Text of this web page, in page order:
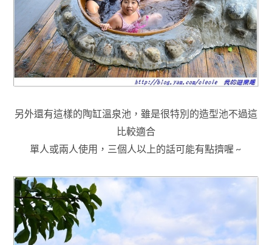
另外還有這樣的陶缸溫泉池，雖是很特別的造型池不過這
比較適合
單人或兩人使用 ，三個人以上的話可能有點擠喔 ~